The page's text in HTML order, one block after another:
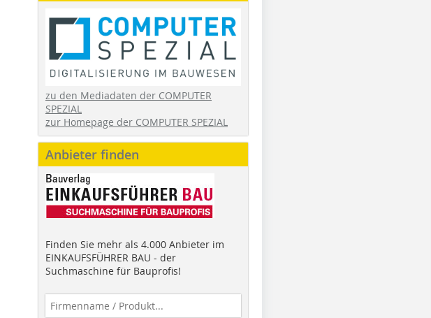
zu den Mediadaten der COMPUTER
SPEZIAL
zur Homepage der COMPUTER SPEZIAL
Anbieter finden
Finden Sie mehr als 4.000 Anbieter im
EINKAUFSFÜHRER BAU - der
Suchmaschine für Bauprofis!